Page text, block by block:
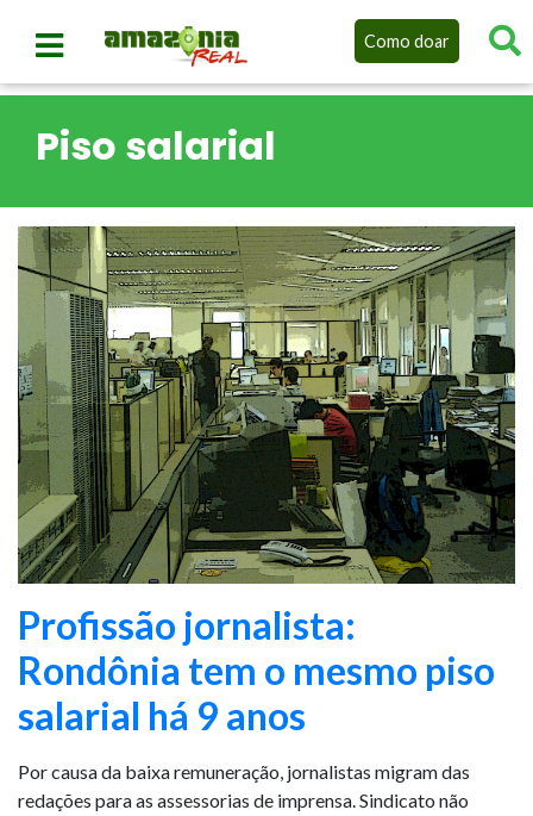
Como doar
Piso salarial
Profissão jornalista:
Rondônia tem o mesmo piso
salarial há 9 anos
Por causa da baixa remuneração, jornalistas migram das
redações para as assessorias de imprensa. Sindicato não